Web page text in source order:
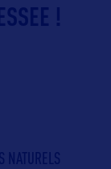
!
NATURELS